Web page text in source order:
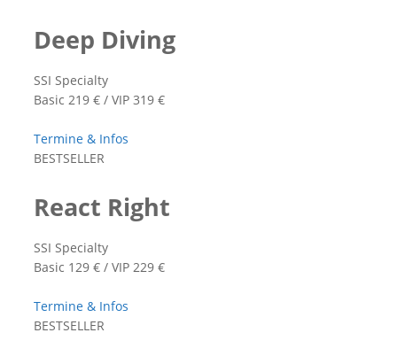
Deep Diving
SSI Specialty
Basic 219 € / VIP 319 €
Termine & Infos
BESTSELLER
React Right
SSI Specialty
Basic 129 € / VIP 229 €
Termine & Infos
BESTSELLER